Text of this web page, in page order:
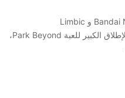
تفخر كل من Bandai Namco Europe و Limbic
Entertainment بالإعلان عن الإطلاق الكبير للعبة Park Beyond،